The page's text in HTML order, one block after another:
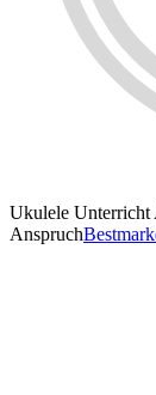
Ukulele Unterricht
Anspruch